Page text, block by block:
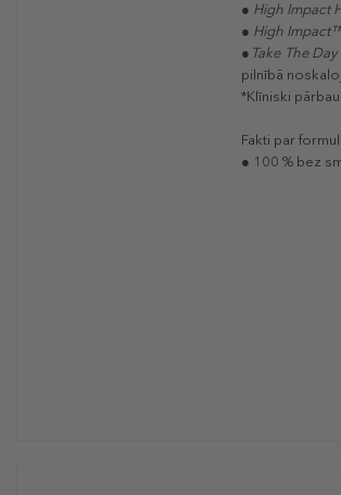
● High Impact
● High
● Take The
pilnībā
*Klīniski
Fakti par
● 100 % bez